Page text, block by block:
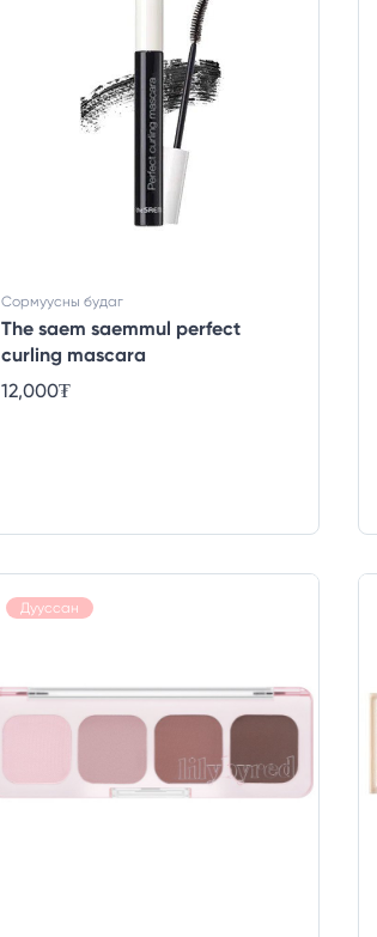
The saem saemmul perfect
curling mascara
Сормуусны будаг
12,000₮
Дууссан